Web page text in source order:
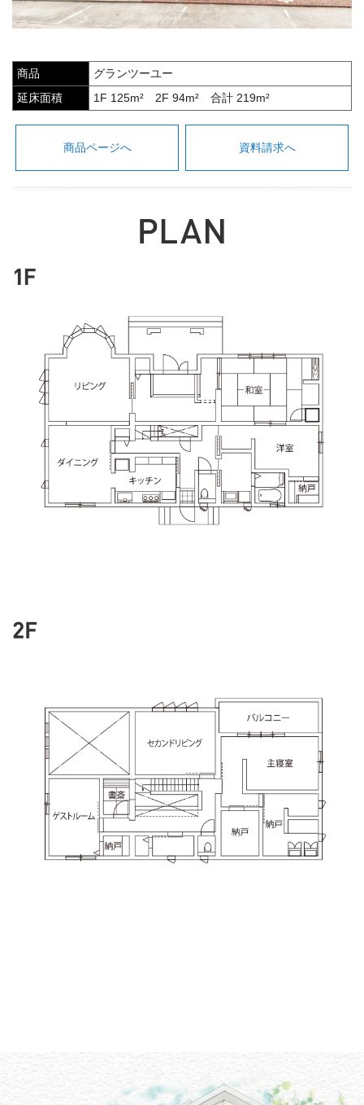
商品
グランツーユー
延床面積
1F 125m² 2F 94m² 合計 219m²
商品ページへ 資料請求へ